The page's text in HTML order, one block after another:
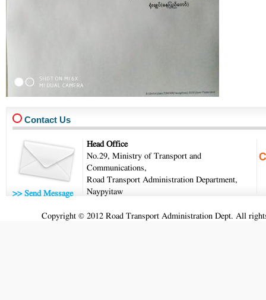
Contact Us
>> Send Message
Head Office
No.29, Ministry of Transport and
Communications,
Road Transport Administration Department,
Naypyitaw
Copyright © 2012 Road Transport Administration Dept. All